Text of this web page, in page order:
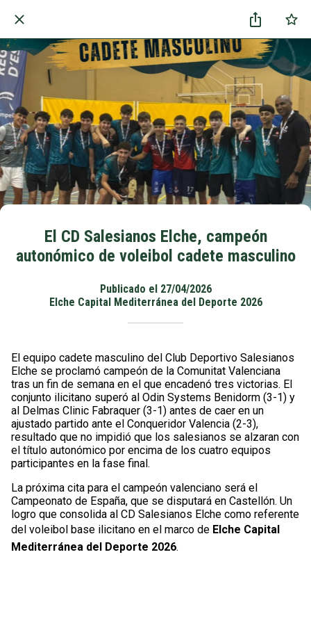
El CD Salesianos Elche, campeón
autonómico de voleibol cadete masculino
Publicado el 27/04/2026
Elche Capital Mediterránea del Deporte 2026
El equipo cadete masculino del Club Deportivo Salesianos
Elche se proclamó campeón de la Comunitat Valenciana
tras un fin de semana en el que encadenó tres victorias. El
conjunto ilicitano superó al Odin Systems Benidorm (3-1) y
al Delmas Clinic Fabraquer (3-1) antes de caer en un
ajustado partido ante el Conqueridor Valencia (2-3),
resultado que no impidió que los salesianos se alzaran con
el título autonómico por encima de los cuatro equipos
participantes en la fase final.
La próxima cita para el campeón valenciano será el
Campeonato de España, que se disputará en Castellón. Un
logro que consolida al CD Salesianos Elche como referente
del voleibol base ilicitano en el marco de Elche Capital
Mediterránea del Deporte 2026.